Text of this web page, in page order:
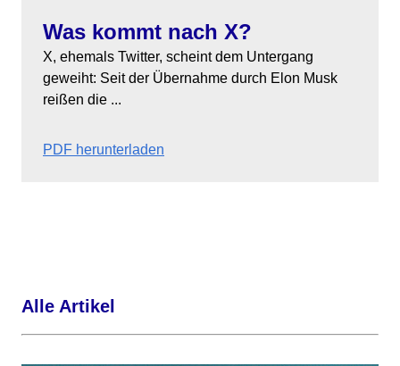
Was kommt nach X?
X, ehemals Twitter, scheint dem Untergang
geweiht: Seit der Übernahme durch Elon Musk
reißen die ...
PDF herunterladen
Alle Artikel